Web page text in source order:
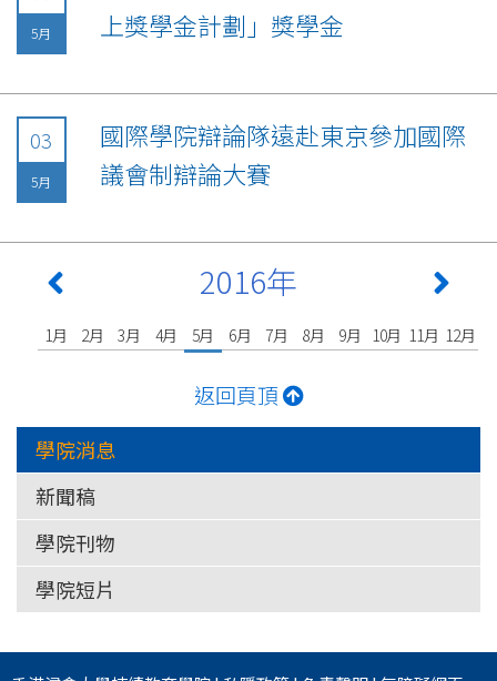
5月
上獎學金計劃」獎學金
03
5月
國際學院辯論隊遠赴東京參加國際
議會制辯論大賽
2016年
1月 2月 3月 4月 5月 6月 7月 8月 9月 10月 11月 12月
返回頁頂
學院消息
新聞稿
學院刊物
學院短片